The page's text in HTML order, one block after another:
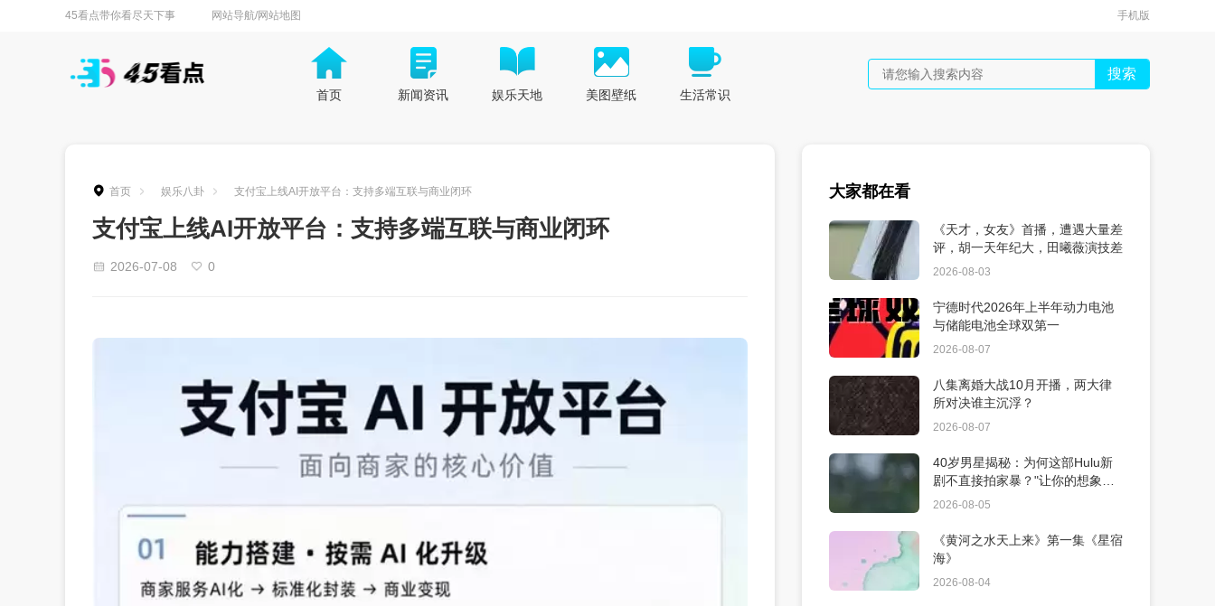
45看点带你看尽天下事 网站导航/网站地图 手机版
首页 新闻资讯 娱乐天地 美图壁纸 生活常识
搜索
首页 娱乐八卦 支付宝上线AI开放平台：支持多端互联与商业闭环
支付宝上线AI开放平台：支持多端互联与商业闭环
2026-07-08 0
大家都在看
《天才，女友》首播，遭遇大量差
评，胡一天年纪大，田曦薇演技差
2026-08-03
宁德时代2026年上半年动力电池
与储能电池全球双第一
2026-08-07
八集离婚大战10月开播，两大律
所对决谁主沉浮？
2026-08-07
40岁男星揭秘：为何这部Hulu新
剧不直接拍家暴？"让你的想象更
震撼"
2026-08-05
《黄河之水天上来》第一集《星宿
海》
2026-08-04